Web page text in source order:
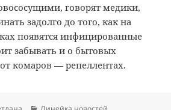
говорят медики,
задолго до того, как на
появятся инфицированные
забывать и о бытовых
комаров — репеллентах.
Рубрики